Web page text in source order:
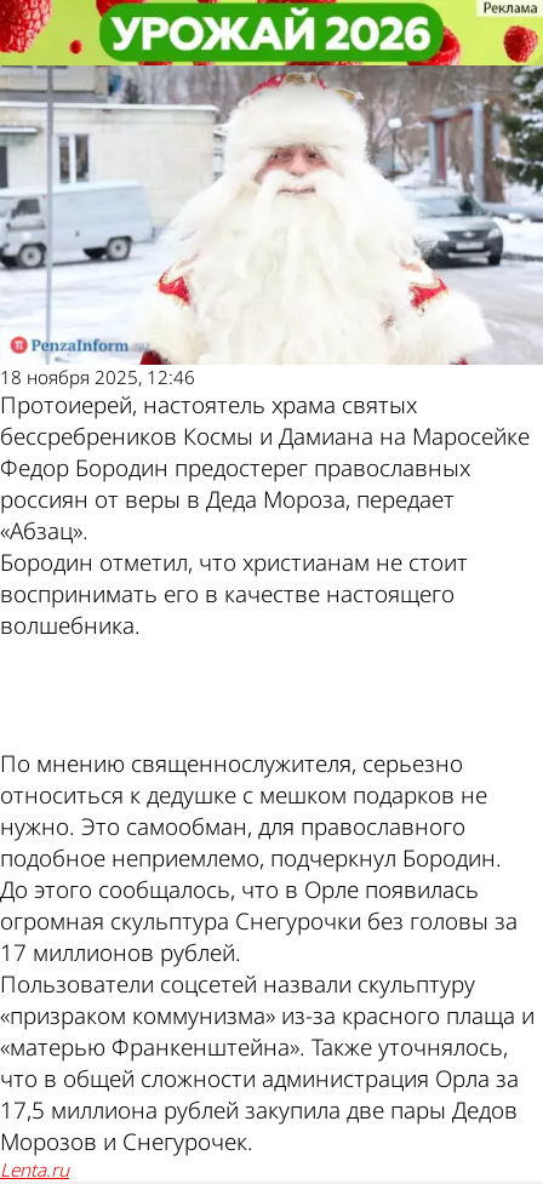
Россиян предостерегли от веры в
Деда Мороза
В стране и
мире
18 ноября 2025, 12:46
Протоиерей, настоятель храма святых
бессребреников Космы и Дамиана на Маросейке
Федор Бородин предостерег православных
россиян от веры в Деда Мороза, передает
«Абзац».
Бородин отметил, что христианам не стоит
воспринимать его в качестве настоящего
волшебника.
По мнению священнослужителя, серьезно
относиться к дедушке с мешком подарков не
нужно. Это самообман, для православного
подобное неприемлемо, подчеркнул Бородин.
До этого сообщалось, что в Орле появилась
огромная скульптура Снегурочки без головы за
17 миллионов рублей.
Пользователи соцсетей назвали скульптуру
«призраком коммунизма» из-за красного плаща и
«матерью Франкенштейна». Также уточнялось,
что в общей сложности администрация Орла за
17,5 миллиона рублей закупила две пары Дедов
Морозов и Снегурочек.
lenta.ru
Россиян предостерегли от веры в
Деда Мороза
В стране и
мире
Последние новости
Погода и курсы
валют в Пензе